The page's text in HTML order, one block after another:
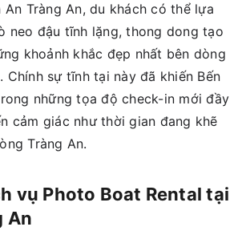
An Tràng An, du khách có thể lựa
neo đậu tĩnh lặng, thong dong tạo
khoảnh khắc đẹp nhất bên dòng
Chính sự tĩnh tại này đã khiến Bến
những tọa độ check-in mới đầy
cảm giác như thời gian đang khẽ
Tràng An.
vụ Photo Boat Rental tại
An